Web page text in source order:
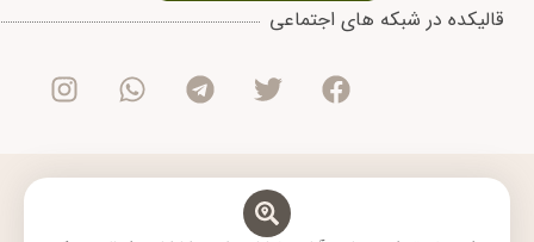
قالیکده در شبکه های اجتماعی
F
c
e
o
T
i
t
e
r
T
l
e
r
W
a
t
a
I
s
t
g